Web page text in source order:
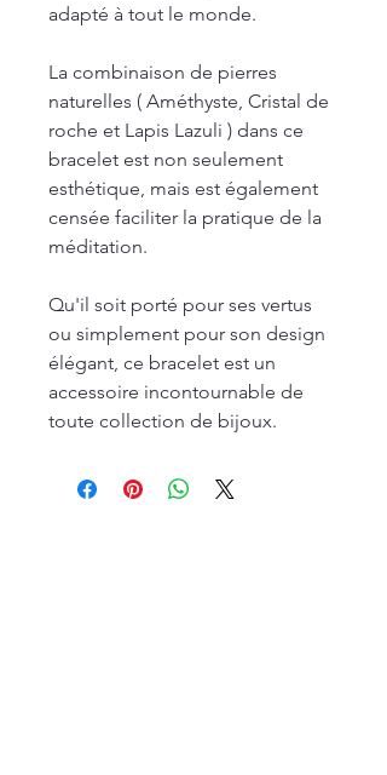
adapté à tout le monde.
La combinaison de pierres
naturelles ( Améthyste, Cristal de
roche et Lapis Lazuli ) dans ce
bracelet est non seulement
esthétique, mais est également
censée faciliter la pratique de la
méditation.
Qu'il soit porté pour ses vertus
ou simplement pour son design
élégant, ce bracelet est un
accessoire incontournable de
toute collection de bijoux.